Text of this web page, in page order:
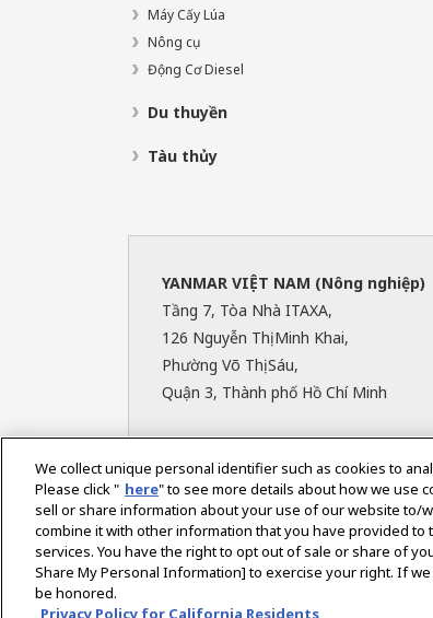
Máy Cấy Lúa
Nông cụ
Động Cơ Diesel
Du thuyền
Tàu thủy
YANMAR VIỆT NAM (Nông nghiệp)
Tầng 7, Tòa Nhà ITAXA,
126 Nguyễn Thị Minh Khai,
Phường Võ Thị Sáu,
Quận 3, Thành phố Hồ Chí Minh
Select Region
We collect unique personal identifier such as cookies to
Please click " here" to see more details about how we use
sell or share information about your use of our website to/
combine it with other information that you have provided
services. You have the right to opt out of sale or share of
Share My Personal Information] to exercise your right. If
be honored.
Privacy Policy for California Residents